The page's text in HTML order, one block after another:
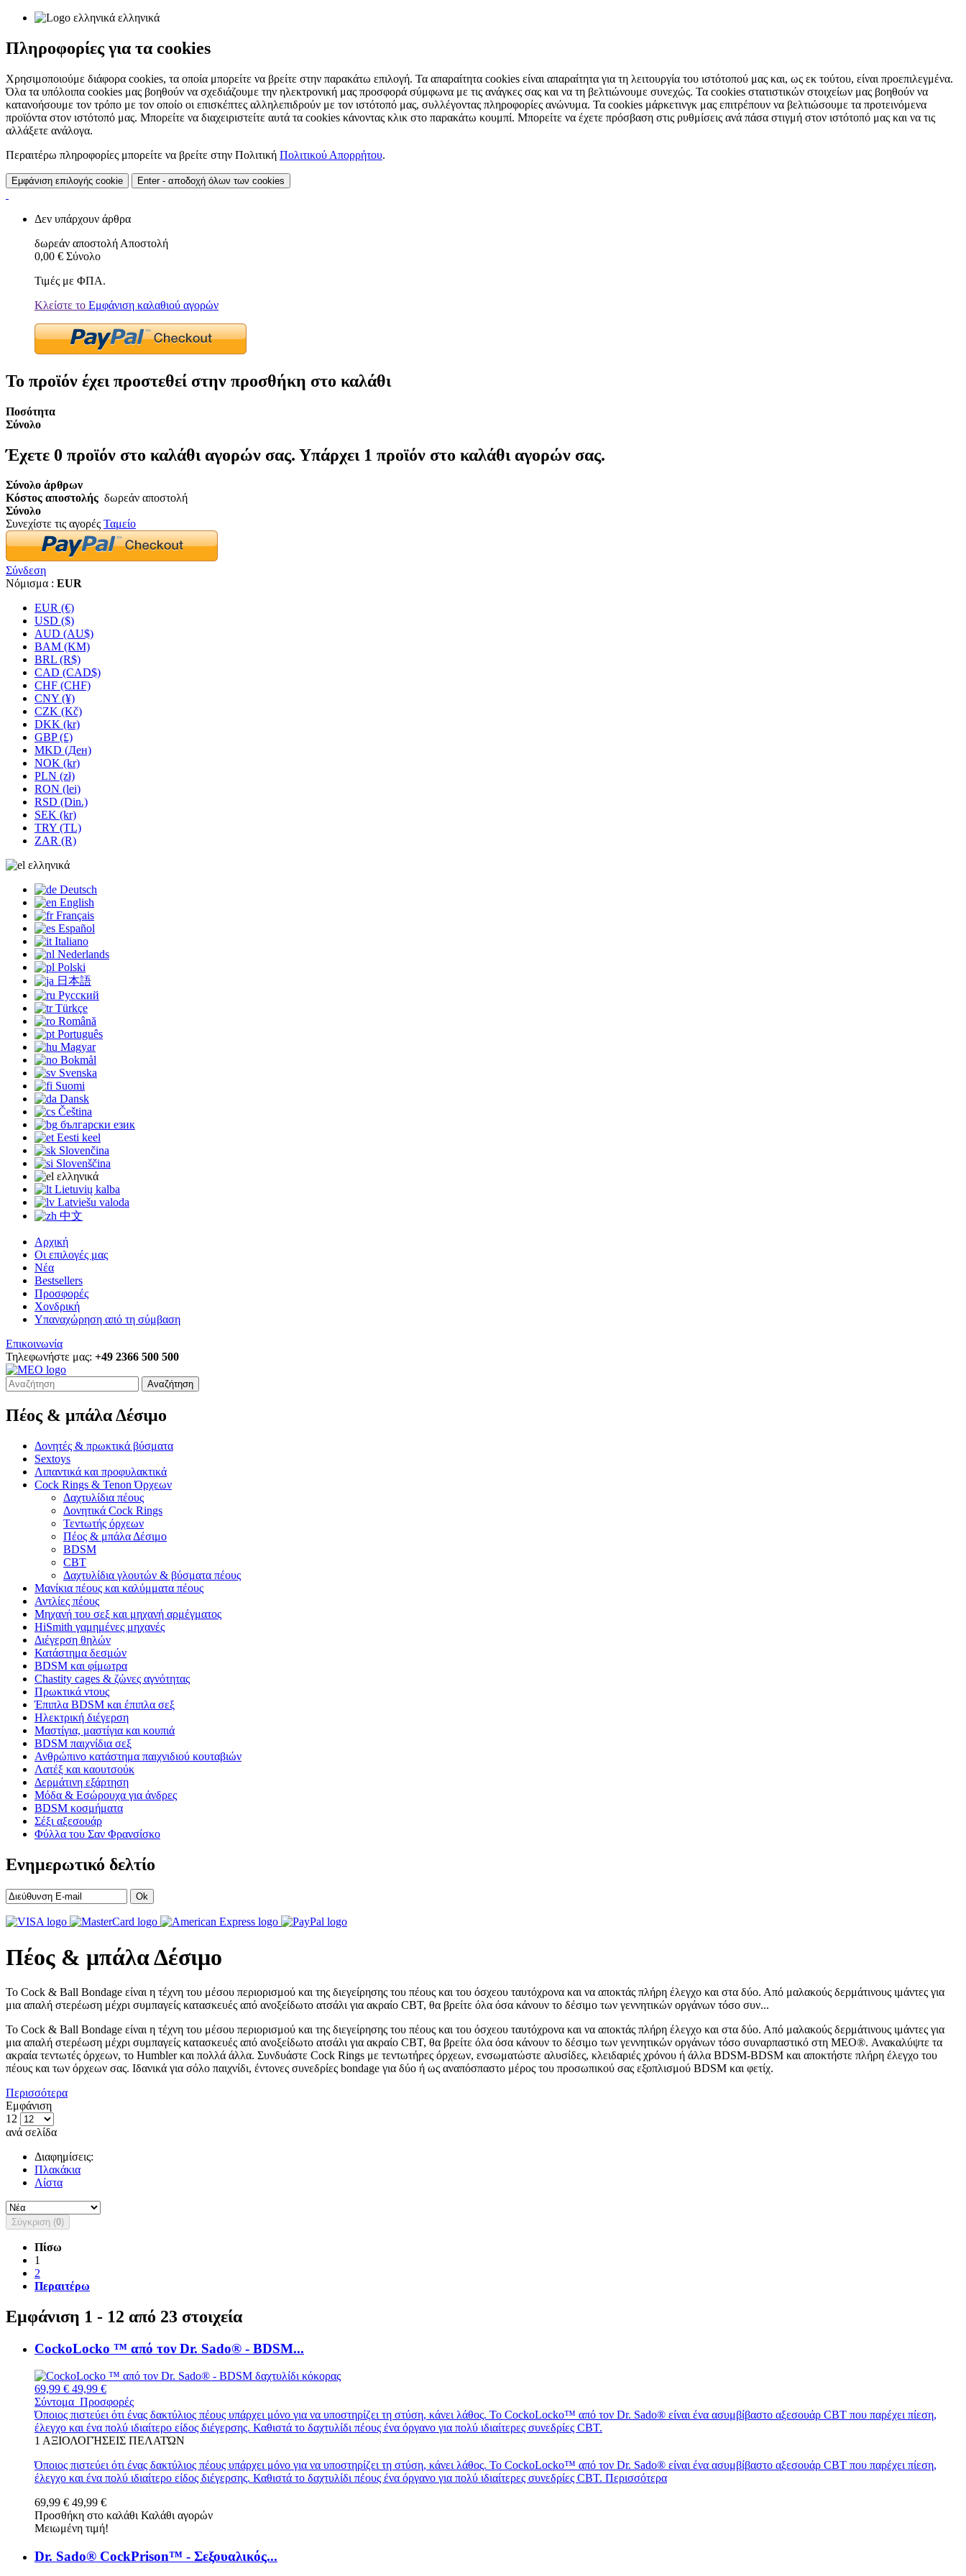
ελληνικά
Πληροφορίες για τα cookies
Χρησιμοποιούμε διάφορα cookies, τα οποία μπορείτε να βρείτε στην παρακάτω επιλογή. Τα απαραίτητα cookies είναι απαραίτητα για τη λειτουργία του ιστότοπού μας και, ως εκ τούτου, είναι προεπιλεγμένα.
Όλα τα υπόλοιπα cookies μας βοηθούν να σχεδιάζουμε την ηλεκτρονική μας προσφορά σύμφωνα με τις ανάγκες σας και να τη βελτιώνουμε συνεχώς. Τα cookies στατιστικών στοιχείων μας βοηθούν να
κατανοήσουμε τον τρόπο με τον οποίο οι επισκέπτες αλληλεπιδρούν με τον ιστότοπό μας, συλλέγοντας πληροφορίες ανώνυμα. Τα cookies μάρκετινγκ μας επιτρέπουν να βελτιώσουμε τα προτεινόμενα
προϊόντα στον ιστότοπό μας. Μπορείτε να διαχειριστείτε αυτά τα cookies κάνοντας κλικ στο παρακάτω κουμπί. Μπορείτε να έχετε πρόσβαση στις ρυθμίσεις ανά πάσα στιγμή στον ιστότοπό μας και να τις
αλλάξετε ανάλογα.
Περαιτέρω πληροφορίες μπορείτε να βρείτε στην Πολιτική Πολιτικού Απορρήτου.
Εμφάνιση επιλογής cookie Enter - αποδοχή όλων των cookies
Δεν υπάρχουν άρθρα
δωρεάν αποστολή Αποστολή
0,00 € Σύνολο
Τιμές με ΦΠΑ.
Κλείστε το Εμφάνιση καλαθιού αγορών
Το προϊόν έχει προστεθεί στην προσθήκη στο καλάθι
Ποσότητα
Σύνολο
Έχετε 0 προϊόν στο καλάθι αγορών σας. Υπάρχει 1 προϊόν στο καλάθι αγορών σας.
Σύνολο άρθρων
Κόστος αποστολής δωρεάν αποστολή
Σύνολο
Συνεχίστε τις αγορές Ταμείο
Σύνδεση
Νόμισμα : EUR
EUR (€)
USD ($)
AUD (AU$)
BAM (KM)
BRL (R$)
CAD (CAD$)
CHF (CHF)
CNY (¥)
CZK (Kč)
DKK (kr)
GBP (£)
MKD (Ден)
NOK (kr)
PLN (zł)
RON (lei)
RSD (Din.)
SEK (kr)
TRY (TL)
ZAR (R)
ελληνικά
Deutsch
English
Français
Español
Italiano
Nederlands
Polski
日本語
Русский
Türkçe
Română
Português
Magyar
Bokmål
Svenska
Suomi
Dansk
Čeština
български език
Eesti keel
Slovenčina
Slovenščina
ελληνικά
Lietuvių kalba
Latviešu valoda
中文
Αρχική
Οι επιλογές μας
Νέα
Bestsellers
Προσφορές
Χονδρική
Υπαναχώρηση από τη σύμβαση
Επικοινωνία
Τηλεφωνήστε μας: +49 2366 500 500
Αναζήτηση
Πέος & μπάλα Δέσιμο
Δονητές & πρωκτικά βύσματα
Sextoys
Λιπαντικά και προφυλακτικά
Cock Rings & Tenon Όρχεων
Δαχτυλίδια πέους
Δονητικά Cock Rings
Τεντωτής όρχεων
Πέος & μπάλα Δέσιμο
BDSM
CBT
Δαχτυλίδια γλουτών & βύσματα πέους
Μανίκια πέους και καλύμματα πέους
Αντλίες πέους
Μηχανή του σεξ και μηχανή αρμέγματος
HiSmith γαμημένες μηχανές
Διέγερση θηλών
Κατάστημα δεσμών
BDSM και φίμωτρα
Chastity cages & ζώνες αγνότητας
Πρωκτικά ντους
Έπιπλα BDSM και έπιπλα σεξ
Ηλεκτρική διέγερση
Μαστίγια, μαστίγια και κουπιά
BDSM παιχνίδια σεξ
Ανθρώπινο κατάστημα παιχνιδιού κουταβιών
Λατέξ και καουτσούκ
Δερμάτινη εξάρτηση
Μόδα & Εσώρουχα για άνδρες
BDSM κοσμήματα
Σέξι αξεσουάρ
Φύλλα του Σαν Φρανσίσκο
Ενημερωτικό δελτίο
Ok
Πέος & μπάλα Δέσιμο
Το Cock & Ball Bondage είναι η τέχνη του μέσου περιορισμού και της διεγείρησης του πέους και του όσχεου ταυτόχρονα και να αποκτάς πλήρη έλεγχο και στα δύο. Από μαλακούς δερμάτινους ιμάντες για
μια απαλή στερέωση μέχρι συμπαγείς κατασκευές από ανοξείδωτο ατσάλι για ακραίο CBT, θα βρείτε όλα όσα κάνουν το δέσιμο των γεννητικών οργάνων τόσο συν...
Το Cock & Ball Bondage είναι η τέχνη του μέσου περιορισμού και της διεγείρησης του πέους και του όσχεου ταυτόχρονα και να αποκτάς πλήρη έλεγχο και στα δύο. Από μαλακούς δερμάτινους ιμάντες για
μια απαλή στερέωση μέχρι συμπαγείς κατασκευές από ανοξείδωτο ατσάλι για ακραίο CBT, θα βρείτε όλα όσα κάνουν το δέσιμο των γεννητικών οργάνων τόσο συναρπαστικό στη MEO®. Ανακαλύψτε τα
ακραία τεντωτές όρχεων, το Humbler και πολλά άλλα. Συνδυάστε Cock Rings με τεντωτήρες όρχεων, ενσωματώστε αλυσίδες, κλειδαριές χρόνου ή άλλα BDSM-BDSM και αποκτήστε πλήρη έλεγχο του
πέους και των όρχεων σας. Ιδανικά για σόλο παιχνίδι, έντονες συνεδρίες bondage για δύο ή ως αναπόσπαστο μέρος του προσωπικού σας εξοπλισμού BDSM και φετίχ.
Περισσότερα
Εμφάνιση
12
ανά σελίδα
Διαφημίσεις:
Πλακάκια
Λίστα
Σύγκριση (0)
Πίσω
1
2
Περαιτέρω
Εμφάνιση 1 - 12 από 23 στοιχεία
CockoLocko ™ από τον Dr. Sado® - BDSM...
69,99 € 49,99 €
Σύντομα Προσφορές
Όποιος πιστεύει ότι ένας δακτύλιος πέους υπάρχει μόνο για να υποστηρίζει τη στύση, κάνει λάθος. Το CockoLocko™ από τον Dr. Sado® είναι ένα ασυμβίβαστο αξεσουάρ CBT που παρέχει πίεση,
έλεγχο και ένα πολύ ιδιαίτερο είδος διέγερσης. Καθιστά το δαχτυλίδι πέους ένα όργανο για πολύ ιδιαίτερες συνεδρίες CBT.
1 ΑΞΙΟΛΟΓΉΣΕΙΣ ΠΕΛΑΤΏΝ
Όποιος πιστεύει ότι ένας δακτύλιος πέους υπάρχει μόνο για να υποστηρίζει τη στύση, κάνει λάθος. Το CockoLocko™ από τον Dr. Sado® είναι ένα ασυμβίβαστο αξεσουάρ CBT που παρέχει πίεση,
έλεγχο και ένα πολύ ιδιαίτερο είδος διέγερσης. Καθιστά το δαχτυλίδι πέους ένα όργανο για πολύ ιδιαίτερες συνεδρίες CBT. Περισσότερα
69,99 € 49,99 €
Προσθήκη στο καλάθι Καλάθι αγορών
Μειωμένη τιμή!
Dr. Sado® CockPrison™ - Σεξουαλικός...